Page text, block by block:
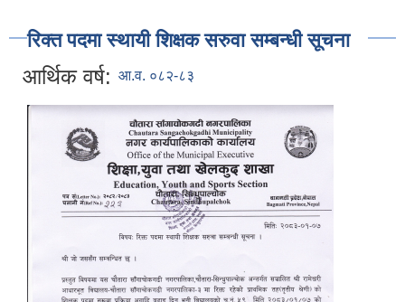
रिक्त पदमा स्थायी शिक्षक सरुवा सम्बन्धी सूचना
आर्थिक वर्ष: आ.व. ०८२-८३